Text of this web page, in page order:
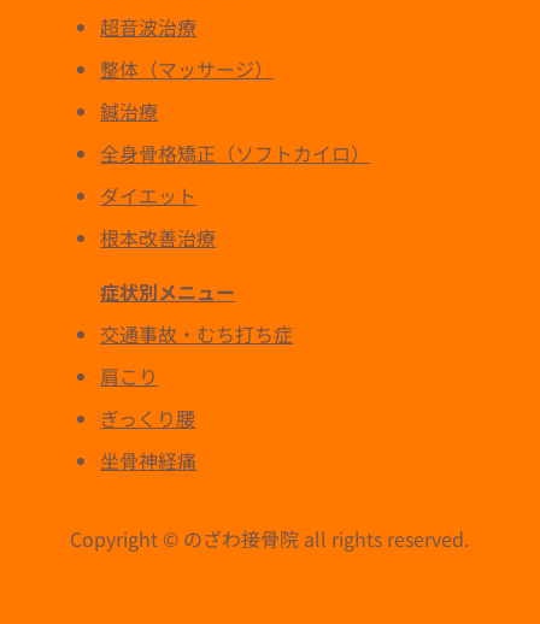
超音波治療
整体（マッサージ）
鍼治療
全身骨格矯正（ソフトカイロ）
ダイエット
根本改善治療
症状別メニュー
交通事故・むち打ち症
肩こり
ぎっくり腰
坐骨神経痛
Copyright © のざわ接骨院 all rights reserved.